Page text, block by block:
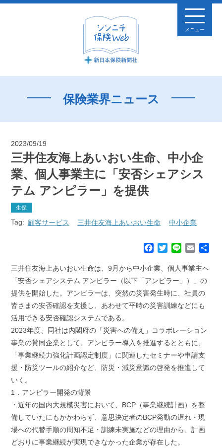
メニュー
保険業界ニュース
2023/09/19
三井住友海上あいおい生命、中小企
業、個人事業主に「安否シェアシス
テム アンピラー」を提供
生保
Tag: 顧客サービス 三井住友海上あいおい生命 中小企業
c
e
o
o
T
i
t
e
r
n
E
a
三井住友海上あいおい生命は、9月から中小企業、個人事業主へ
「安否シェアシステム アンピラー（以下「アンピラー」）」の
提供を開始した。アンピラーは、突然の災害発生時に、社員の
皆さまの安否確認を支援し、あわせて平時の災害訓練などにも
活用できる安否確認システムである。
2023年度、同社は内閣府の「災害への備え」コラボレーション
事業の賛同企業として、アンピラー導入を推進するとともに、
「事業継続力強化計画認定制度」に関連したセミナーや申請支
援・防災ツールの紹介など、防災・減災意識の啓発を推進して
いく。
1．アンピラー開発の背景
・近年の国内大規模災害において、BCP（事業継続計画）を整
備していたにもかかわらず、意思決定者のBCP発動の遅れ・現
場への代替手順の周知不足・訓練未実施などの理由から、計画
どおりに事業継続が実現できなかった企業が存在した。